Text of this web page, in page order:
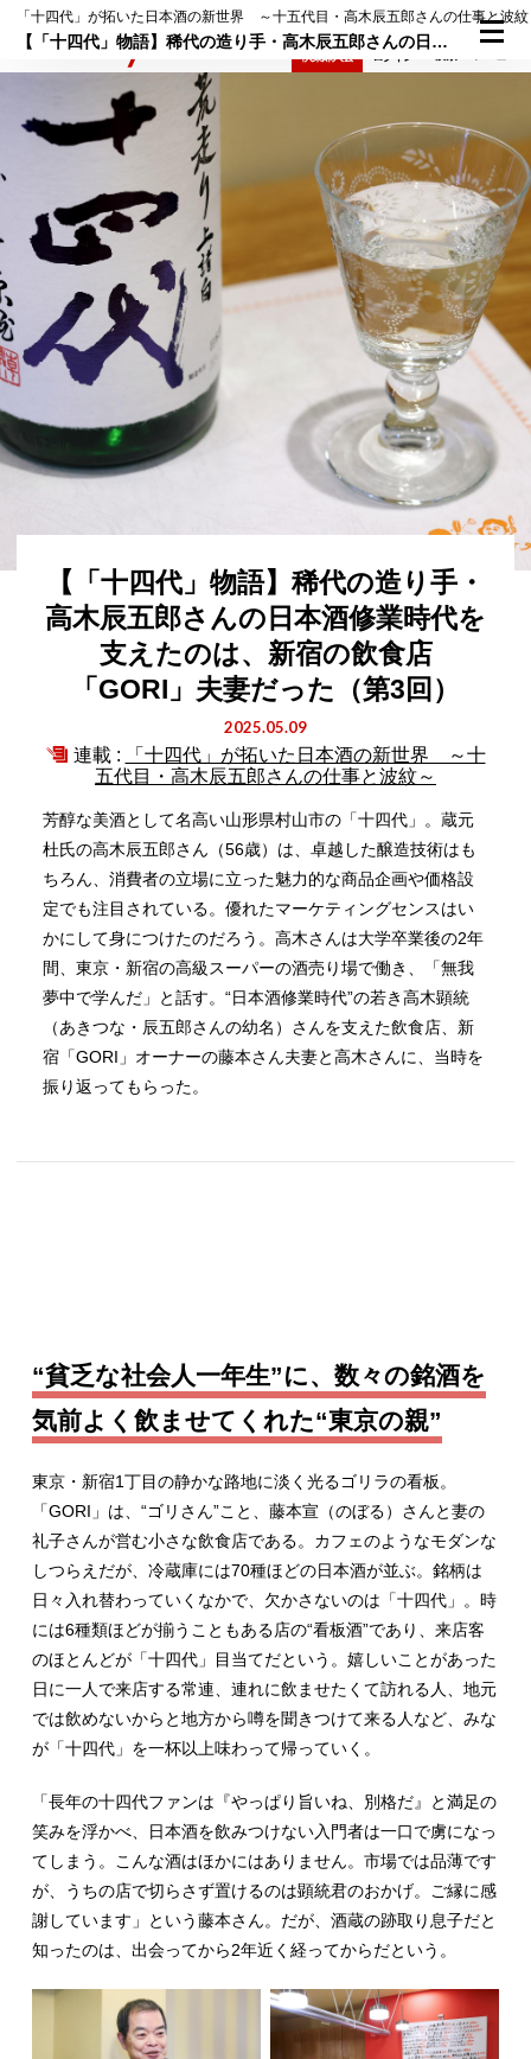
「十四代」が拓いた日本酒の新世界 ～十五代目・高木辰五郎さんの仕事と波
【「十四代」物語】稀代の造り手・高木辰五郎さんの日本酒修業時代を支えたのは、新宿の飲食店「GORI」夫妻だった（第3回）
【「十四代」物語】稀代の造り手・
高木辰五郎さんの日本酒修業時代を
支えたのは、新宿の飲食店
「GORI」夫妻だった（第3回）
2025.05.09
連載 :
「十四代」が拓いた日本酒の新世界 ～十
五代目・高木辰五郎さんの仕事と波紋～
芳醇な美酒として名高い山形県村山市の「十四代」。蔵元
杜氏の高木辰五郎さん（56歳）は、卓越した醸造技術はも
ちろん、消費者の立場に立った魅力的な商品企画や価格設
定でも注目されている。優れたマーケティングセンスはい
かにして身につけたのだろう。高木さんは大学卒業後の2年
間、東京・新宿の高級スーパーの酒売り場で働き、「無我
夢中で学んだ」と話す。“日本酒修業時代”の若き高木顕統
（あきつな・辰五郎さんの幼名）さんを支えた飲食店、新
宿「GORI」オーナーの藤本さん夫妻と高木さんに、当時を
振り返ってもらった。
“貧乏な社会人一年生”に、数々の銘酒を
気前よく飲ませてくれた“東京の親”
東京・新宿1丁目の静かな路地に淡く光るゴリラの看板。
「GORI」は、“ゴリさん”こと、藤本宣（のぼる）さんと妻の
礼子さんが営む小さな飲食店である。カフェのようなモダンな
しつらえだが、冷蔵庫には70種ほどの日本酒が並ぶ。銘柄は
日々入れ替わっていくなかで、欠かさないのは「十四代」。時
には6種類ほどが揃うこともある店の“看板酒”であり、来店客
のほとんどが「十四代」目当てだという。嬉しいことがあった
日に一人で来店する常連、連れに飲ませたくて訪れる人、地元
では飲めないからと地方から噂を聞きつけて来る人など、みな
が「十四代」を一杯以上味わって帰っていく。
「長年の十四代ファンは『やっぱり旨いね、別格だ』と満足の
笑みを浮かべ、日本酒を飲みつけない入門者は一口で虜になっ
てしまう。こんな酒はほかにはありません。市場では品薄です
が、うちの店で切らさず置けるのは顕統君のおかげ。ご縁に感
謝しています」という藤本さん。だが、酒蔵の跡取り息子だと
知ったのは、出会ってから2年近く経ってからだという。